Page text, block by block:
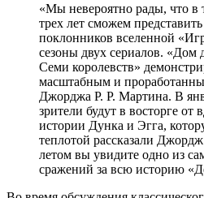
«Мы невероятно рады, что в
трех лет сможем
поклонников вселенной
сезоны двух сериалов. «Дом
Семи королевств»
масштабным и
Джорджа Р. Р. Мартина. В
зрители будут в восторге
истории Дунка и Эгга,
теплотой рассказали
летом вы увидите одно из
сражений за всю историю